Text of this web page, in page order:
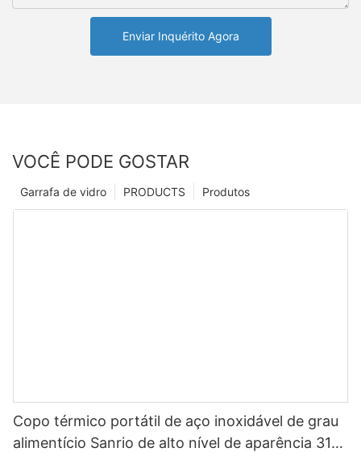
Enviar Inquérito Agora
VOCÊ PODE GOSTAR
Produtos
PRODUCTS
Garrafa de vidro
Copo térmico portátil de aço inoxidável de grau
alimentício Sanrio de alto nível de aparência 316